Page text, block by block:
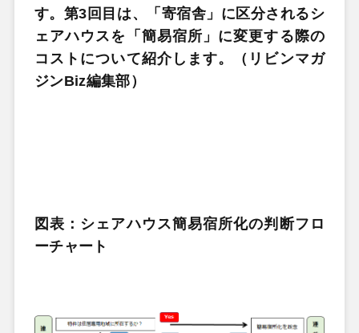
す。第3回目は、「寄宿舎」に区分されるシ
ェアハウスを「簡易宿所」に変更する際の
コストについて紹介します。（リビンマガ
ジンBiz編集部）
図表：シェアハウス簡易宿所化の判断フロ
ーチャート